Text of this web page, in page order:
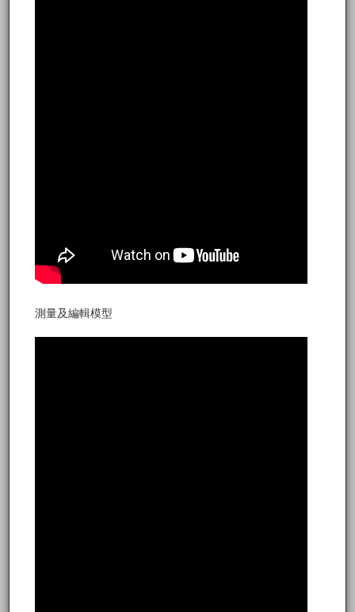
測量及編輯模型